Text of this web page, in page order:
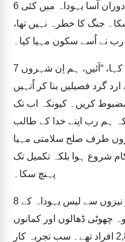
6
جنگ کا خطرہ نہیں تھا،
رب نے اُسے سکون مہیا کیا۔
7
گرد فصیلیں بنا کر اُنہیں
کریں۔ کیونکہ اب تک
ہم رب اپنے خدا کے طالب
طرف صلح سلامتی مہیا
شروع ہوا بلکہ تکمیل تک
پہنچ سکا۔
8
علاوہ چھوٹی ڈھالوں اور کمانوں
سے مسلح بن یمین کے 2,80,000 افراد تھے۔ سب تجربہ کار